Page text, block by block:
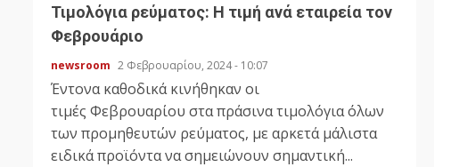
Τιμολόγια ρεύματος: Η τιμή ανά εταιρεία τον
Φεβρουάριο
newsroom 2 Φεβρουαρίου, 2024 - 10:07
Έντονα καθοδικά κινήθηκαν οι
τιμές Φεβρουαρίου στα πράσινα τιμολόγια όλων
των προμηθευτών ρεύματος, με αρκετά μάλιστα
ειδικά προϊόντα να σημειώνουν σημαντική...